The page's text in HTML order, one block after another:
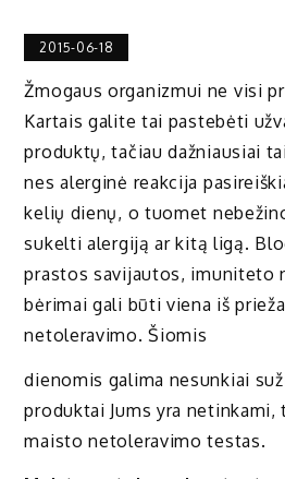
2015-06-18
Žmogaus organizmui ne visi
Kartais galite tai pastebėti
produktų, tačiau dažniausiai
nes alerginė reakcija
kelių dienų, o tuomet
sukelti alergiją ar kitą ligą.
prastos savijautos, imuniteto
bėrimai gali būti viena iš
netoleravimo. Šiomis
dienomis galima nesunkiai
produktai Jums yra netinkami,
maisto netoleravimo testas.